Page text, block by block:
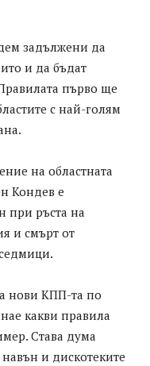
задължени да
и да бъдат
първо ще
с най-голям
на областната
Кондев е
при ръста на
и смърт от
нови КПП-та по
какви правила
Става дума
навън и дискотеките